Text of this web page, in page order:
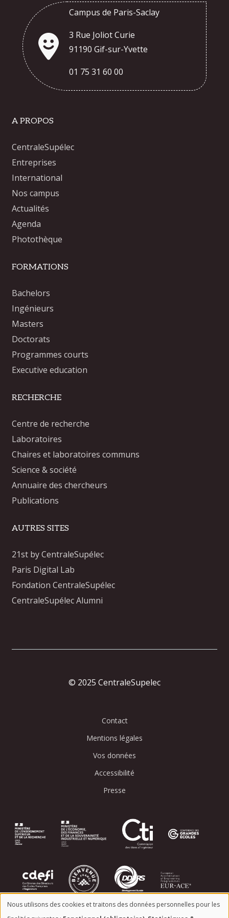
Campus de Paris-Saclay
3 Rue Joliot Curie
91190 Gif-sur-Yvette
01 75 31 60 00
A PROPOS
CentraleSupélec
Entreprises
International
Nos campus
Actualités
Agenda
Photothèque
FORMATIONS
Bachelors
Ingénieurs
Masters
Doctorats
Programmes courts
Executive education
RECHERCHE
Centre de recherche
Laboratoires
Chaires et laboratoires communs
Science & société
Annuaire des chercheurs
Publications
AUTRES SITES
21st by CentraleSupélec
Paris Digital Lab
Fondation CentraleSupélec
CentraleSupélec Alumni
© 2025 CentraleSupelec
Contact
Mentions légales
Vos données
Accessibilité
Presse
Image Image Image
Image Image Image Image
Nous utilisons des cookies et traitons des données personnelles pour les